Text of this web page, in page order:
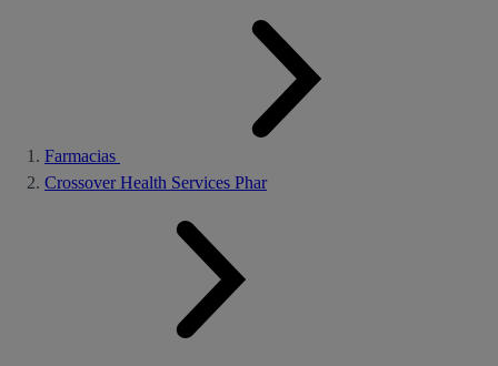
Farmacias
Crossover Health Services Phar